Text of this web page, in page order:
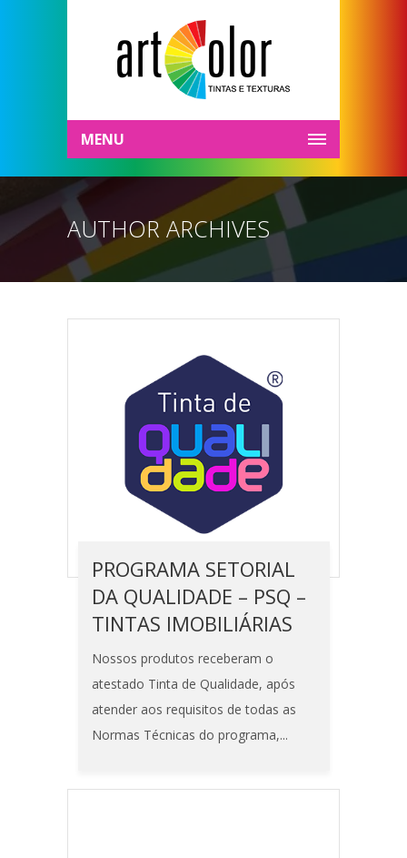
MENU
AUTHOR ARCHIVES
PROGRAMA SETORIAL
DA QUALIDADE – PSQ –
TINTAS IMOBILIÁRIAS
Nossos produtos receberam o
atestado Tinta de Qualidade, após
atender aos requisitos de todas as
Normas Técnicas do programa,...